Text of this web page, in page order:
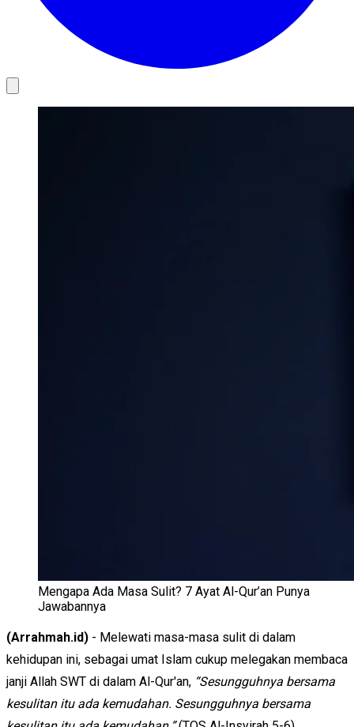
Mengapa Ada Masa Sulit? 7 Ayat Al-Qur’an Punya
Jawabannya
(Arrahmah.id) - Melewati masa-masa sulit di dalam
kehidupan ini, sebagai umat Islam cukup melegakan membaca
janji Allah SWT di dalam Al-Qur'an, “Sesungguhnya bersama
kesulitan itu ada kemudahan. Sesungguhnya bersama